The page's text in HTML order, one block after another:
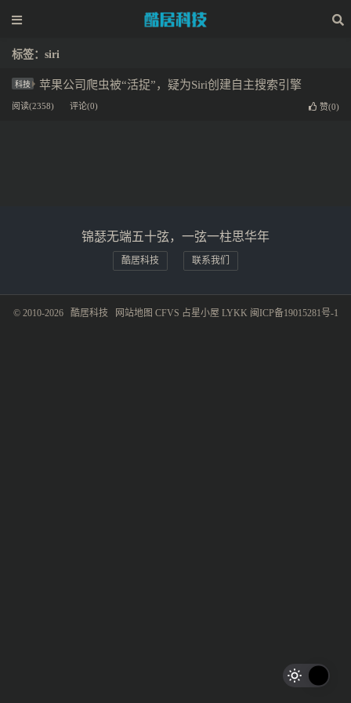
标签：siri
科技 苹果公司爬虫被“活捉”，疑为Siri创建自主搜索引擎
阅读(2358) 评论(0) 赞(0)
锦瑟无端五十弦，一弦一柱思华年
酷居科技 联系我们
© 2010-2026 酷居科技 网站地图 CFVS 占星小屋 LYKK 闽ICP备19015281号-1